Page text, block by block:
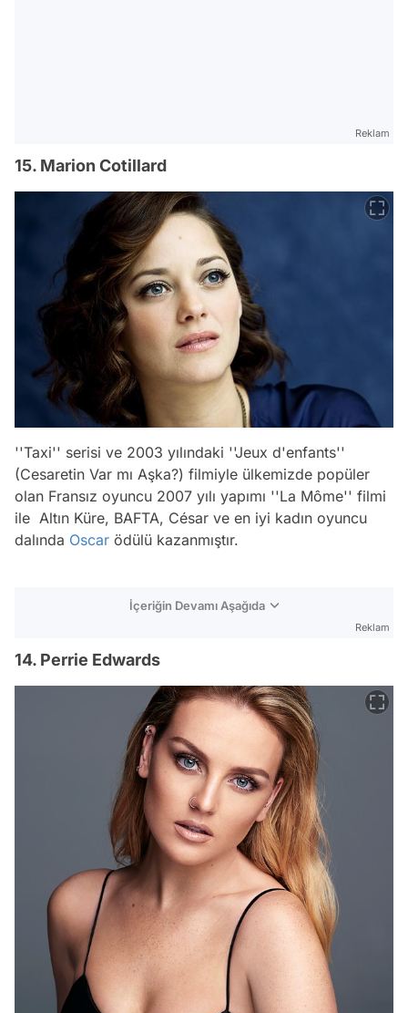
Reklam
15. Marion Cotillard
''Taxi'' serisi ve 2003 yılındaki ''Jeux d'enfants''
(Cesaretin Var mı Aşka?) filmiyle ülkemizde popüler
olan Fransız oyuncu 2007 yılı yapımı ''La Môme'' filmi
ile Altın Küre, BAFTA, César ve en iyi kadın oyuncu
dalında Oscar ödülü kazanmıştır.
İçeriğin Devamı Aşağıda
Reklam
14. Perrie Edwards